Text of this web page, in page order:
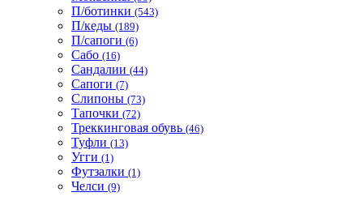
П/ботинки (543)
П/кеды (189)
П/сапоги (6)
Сабо (16)
Сандалии (44)
Сапоги (7)
Слипоны (73)
Тапочки (72)
Треккинговая обувь (46)
Туфли (13)
Угги (1)
Футзалки (1)
Челси (9)